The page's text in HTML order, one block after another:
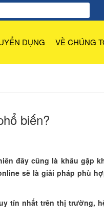
DỤNG VỀ CHÚNG
biến?
đây cũng là khâu gặp
sẽ là giải pháp phù
tín nhất trên thị trường,